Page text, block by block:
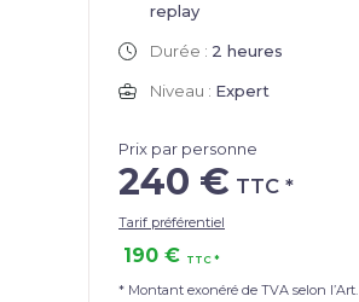
replay
Durée : 2 heures
Niveau : Expert
Prix par personne
240 €
Tarif préférentiel
190 €
* Montant exonéré de TVA selon l’Art.